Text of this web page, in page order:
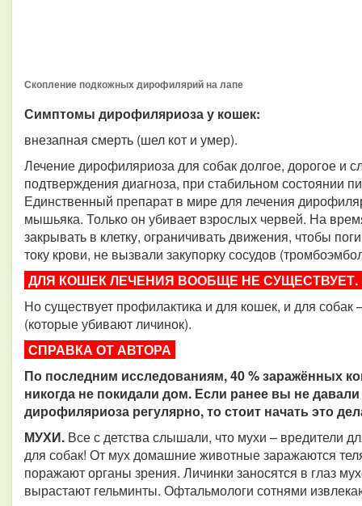
Скопление подкожных дирофилярий на лапе
Симптомы дирофиляриоза у кошек:
внезапная смерть (шел кот и умер).
Лечение дирофиляриоза для собак долгое, дорогое и
подтверждения диагноза, при стабильном состоянии
Единственный препарат в мире для лечения
мышьяка. Только он убивает взрослых червей. На
закрывать в клетку, ограничивать движения, чтобы
току крови, не вызвали закупорку сосудов
ДЛЯ КОШЕК ЛЕЧЕНИЯ ВООБЩЕ НЕ СУЩЕСТВУЕТ.
Но существует профилактика и для кошек, и для собак
(которые убивают личинок).
СПРАВКА ОТ АВТОРА
По последним исследованиям, 40 % заражённых
никогда не покидали дом. Если ранее вы не
дирофиляриоза регулярно, то стоит начать это
МУХИ. Все с детства слышали, что мухи – вредители
для собак! От мух домашние животные заражаются
поражают органы зрения. Личинки заносятся в глаз
вырастают гельминты. Офтальмологи сотнями